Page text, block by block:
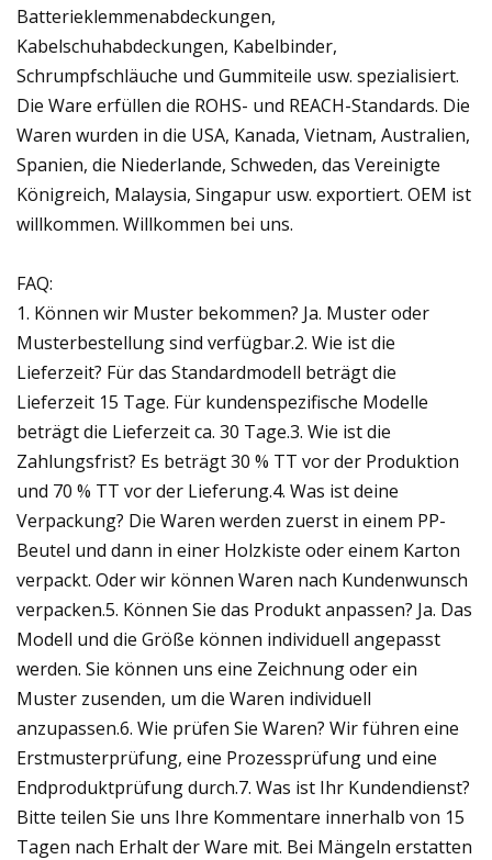
Batterieklemmenabdeckungen,
Kabelschuhabdeckungen, Kabelbinder,
Schrumpfschläuche und Gummiteile usw. spezialisiert.
Die Ware erfüllen die ROHS- und REACH-Standards. Die
Waren wurden in die USA, Kanada, Vietnam, Australien,
Spanien, die Niederlande, Schweden, das Vereinigte
Königreich, Malaysia, Singapur usw. exportiert. OEM ist
willkommen. Willkommen bei uns.
FAQ:
1. Können wir Muster bekommen? Ja. Muster oder
Musterbestellung sind verfügbar.2. Wie ist die
Lieferzeit? Für das Standardmodell beträgt die
Lieferzeit 15 Tage. Für kundenspezifische Modelle
beträgt die Lieferzeit ca. 30 Tage.3. Wie ist die
Zahlungsfrist? Es beträgt 30 % TT vor der Produktion
und 70 % TT vor der Lieferung.4. Was ist deine
Verpackung? Die Waren werden zuerst in einem PP-
Beutel und dann in einer Holzkiste oder einem Karton
verpackt. Oder wir können Waren nach Kundenwunsch
verpacken.5. Können Sie das Produkt anpassen? Ja. Das
Modell und die Größe können individuell angepasst
werden. Sie können uns eine Zeichnung oder ein
Muster zusenden, um die Waren individuell
anzupassen.6. Wie prüfen Sie Waren? Wir führen eine
Erstmusterprüfung, eine Prozessprüfung und eine
Endproduktprüfung durch.7. Was ist Ihr Kundendienst?
Bitte teilen Sie uns Ihre Kommentare innerhalb von 15
Tagen nach Erhalt der Ware mit. Bei Mängeln erstatten